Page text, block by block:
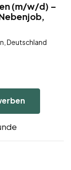
(m/w/d) –
Deutschland